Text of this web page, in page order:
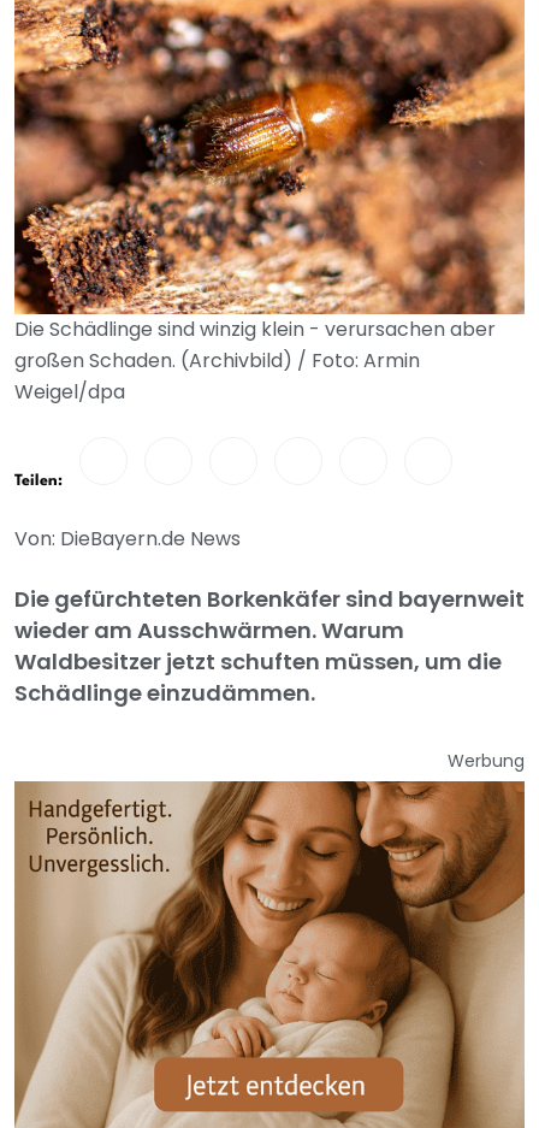
Die Schädlinge sind winzig klein - verursachen aber
großen Schaden. (Archivbild) / Foto: Armin
Weigel/dpa
Teilen:
Von: DieBayern.de News
Die gefürchteten Borkenkäfer sind bayernweit
wieder am Ausschwärmen. Warum
Waldbesitzer jetzt schuften müssen, um die
Schädlinge einzudämmen.
Werbung